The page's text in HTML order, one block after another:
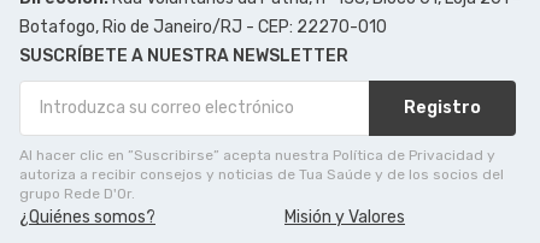
Botafogo, Rio de Janeiro/RJ - CEP: 22270-010
SUSCRÍBETE A NUESTRA NEWSLETTER
Registro
Al hacer clic en ”Suscribirse” acepta nuestra Política de Privacidad y
autoriza a recibir consejos y noticias de Tua Saúde y de los socios del
grupo Rede D'Or.
¿Quiénes somos? Misión y Valores